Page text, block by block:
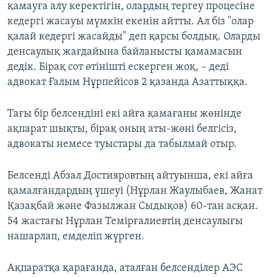
қамауға алу керектігін, олардың тергеу процесіне
кедергі жасауы мүмкін екенін айтты. Ал біз "олар
қалай кедергі жасайды" деп қарсы болдық. Оларды
денсаулық жағдайына байланысты қамамасын
дедік. Бірақ сот өтінішті ескерген жоқ, – деді
адвокат Ғалым Нұрпейісов 2 қазанда Азаттыққа.
Тағы бір белсендіні екі айға қамағаны жөнінде
ақпарат шықты, бірақ оның аты-жөні белгісіз,
адвокаты немесе туыстары да табылмай отыр.
Белсенді Абзал Достияровтың айтуынша, екі айға
қамалғандардың үшеуі (Нұрлан Жаулыбаев, Жанат
Қазақбай және Фазылжан Сыдықов) 60-тан асқан.
54 жастағы Нұрлан Темірғалиевтің денсаулығы
нашарлап, емделіп жүрген.
Ақпаратқа қарағанда, аталған белсенділер АЭС